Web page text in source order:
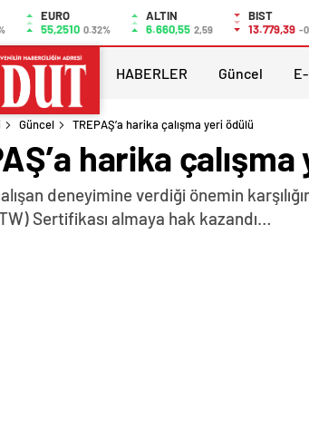
EURO
55,2510 0.32%
ALTIN
6.660,55 2,59
BIST
13.779,39 -
HABERLER Güncel
Güncel TREPAŞ’a harika çalışma yeri ödülü
harika
deneyimine verdiği önemin
Sertifikası almaya hak kazandı…